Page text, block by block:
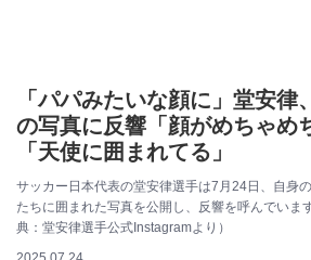
「パパみたいな顔に」堂安律
の写真に反響「顔がめちゃめ
「天使に囲まれてる」
サッカー日本代表の堂安律選手は7月24日、自身
たちに囲まれた写真を公開し、反響を呼んでいま
典：堂安律選手公式Instagramより）